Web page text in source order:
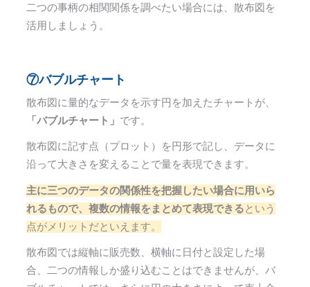
二つの事柄の相関関係を調べたい場合には、散布図を
活用しましょう。
⑦バブルチャート
散布図に量的なデータを示す円を加えたチャートが、
「バブルチャート」 です。
散布図に記す点（プロット）を円形で記し、データに
沿って大きさを変えることで量を表現できます。
主に三つのデータの関係性を把握したい場合に用いら
れるもので、複数の情報をまとめて表現できるという
点がメリットだといえます。
散布図では縦軸に販売数、横軸に日付と設定した場
合、二つの情報しか盛り込むことはできませんが、バ